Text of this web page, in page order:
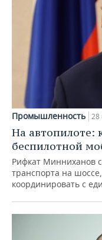
Промышленность 28
На автопилоте:
беспилотной
Рифкат Минниханов
транспорта на
координировать с